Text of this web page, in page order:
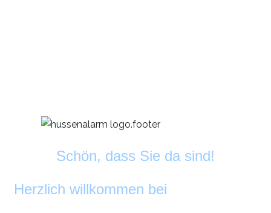
Schön, dass Sie da sind!
Herzlich willkommen bei